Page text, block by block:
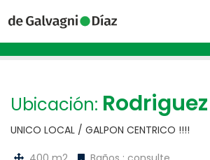
Ubicación: Rodriguez
UNICO LOCAL / GALPON CENTRICO !!!!